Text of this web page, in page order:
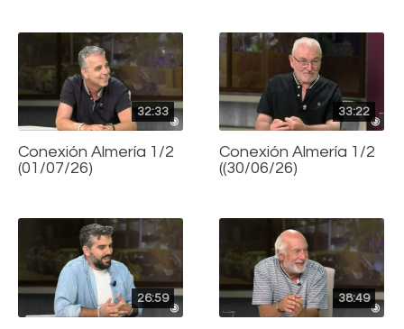
32:33
Conexión Almería 1/2
(01/07/26)
33:22
Conexión Almería 1/2
((30/06/26)
26:59 38:49